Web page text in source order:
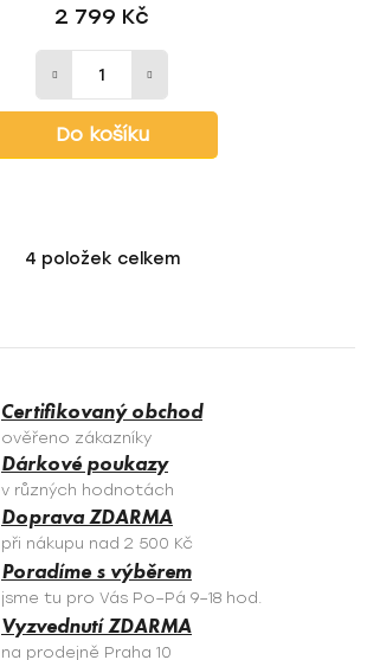
2 799 Kč
Do košíku
O
á
c
í
p
r
v
k
y
v
ý
4 položek celkem
Certifikovaný obchod
ověřeno zákazníky
Dárkové poukazy
v různých hodnotách
Doprava ZDARMA
při nákupu nad 2 500 Kč
Poradíme s výběrem
jsme tu pro Vás Po–Pá 9–18 hod.
Vyzvednutí ZDARMA
na prodejně Praha 10